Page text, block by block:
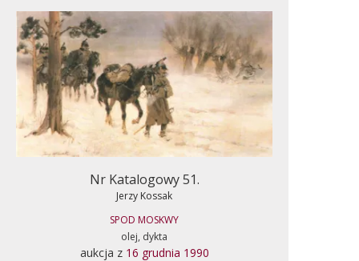
Nr Katalogowy 51.
Jerzy Kossak
SPOD MOSKWY
olej, dykta
aukcja z 16 grudnia 1990